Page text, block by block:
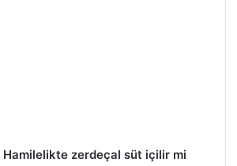
Hamilelikte zerdeçal süt içilir mi